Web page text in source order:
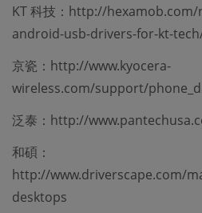
KT 科技：http://
android-usb-drivers-for-kt-
京瓷：http://www.kyocera-
wireless.com/support/
泛泰：http://
和碩：
http://www.driverscape.com/
desktops